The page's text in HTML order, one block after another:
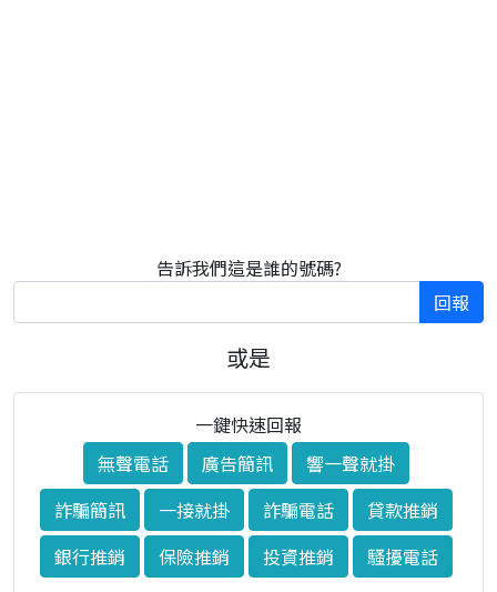
告訴我們這是誰的號碼?
回報
或是
一鍵快速回報
無聲電話
廣告簡訊
響一聲就掛
詐騙簡訊
一接就掛 詐騙電話
貸款推銷
銀行推銷
保險推銷 投資推銷
騷擾電話